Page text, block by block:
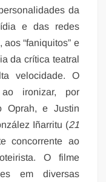
da
e das redes
“faniquitos” e
da crítica teatral
velocidade. O
ironizar, por
Oprah, e Justin
Iñarritu (21
concorrente ao
O filme
em diversas